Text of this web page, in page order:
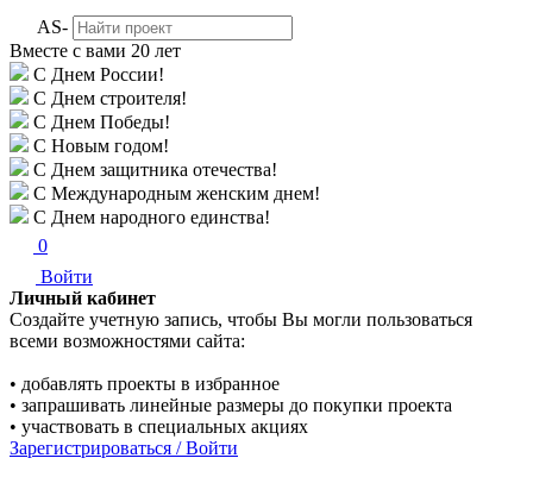
AS-
Вместе с вами 20 лет
С Днем России!
С Днем строителя!
С Днем Победы!
С Новым годом!
С Днем защитника отечества!
С Международным женским днем!
С Днем народного единства!
0
Войти
Личный кабинет
Создайте учетную запись, чтобы Вы могли пользоваться
всеми возможностями сайта:
• добавлять проекты в избранное
• запрашивать линейные размеры до покупки проекта
• участвовать в специальных акциях
Зарегистрироваться / Войти